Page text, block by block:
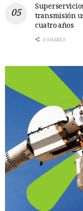
transmisión
cuatro años
0 SHARES